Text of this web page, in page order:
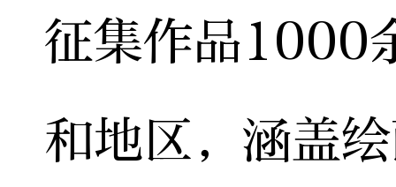
征集作品1000
和地区，涵盖